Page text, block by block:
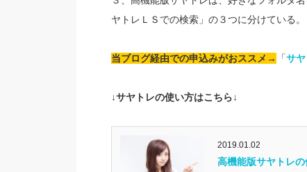
ヤトレＬＳでの検索」の３つに分けている。
当ブログ経由での申込みがおススメ→ 「サ
↓サヤトレの使い方はこちら↓
2019.01.02
高機能版サヤトレの